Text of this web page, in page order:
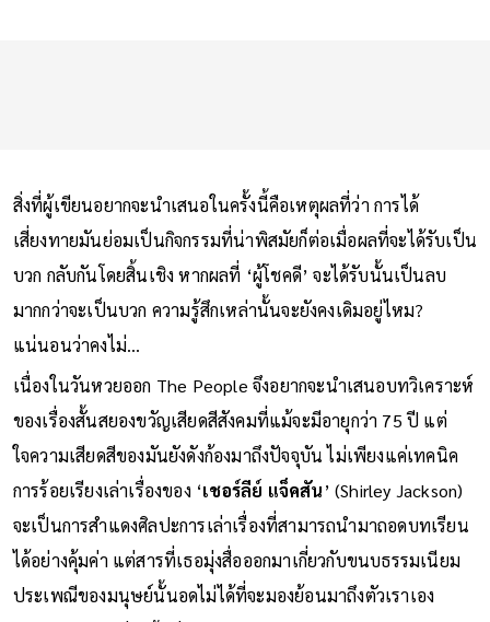
สิ่งที่ผู้เขียนอยากจะนำเสนอในครั้งนี้คือเหตุผลที่ว่า การได้
เสี่ยงทายมันย่อมเป็นกิจกรรมที่น่าพิสมัยก็ต่อเมื่อผลที่จะได้รับเป็น
บวก กลับกันโดยสิ้นเชิง หากผลที่ ‘ผู้โชคดี’ จะได้รับนั้นเป็นลบ
มากกว่าจะเป็นบวก ความรู้สึกเหล่านั้นจะยังคงเดิมอยู่ไหม?
แน่นอนว่าคงไม่…
เนื่องในวันหวยออก The People จึงอยากจะนำเสนอบทวิเคราะห์
ของเรื่องสั้นสยองขวัญเสียดสีสังคมที่แม้จะมีอายุกว่า 75 ปี แต่
ใจความเสียดสีของมันยังดังก้องมาถึงปัจจุบัน ไม่เพียงแค่เทคนิค
การร้อยเรียงเล่าเรื่องของ ‘เชอร์ลีย์ แจ็คสัน’ (Shirley Jackson)
จะเป็นการสำแดงศิลปะการเล่าเรื่องที่สามารถนำมาถอดบทเรียน
ได้อย่างคุ้มค่า แต่สารที่เธอมุ่งสื่อออกมาเกี่ยวกับขนบธรรมเนียม
ประเพณีของมนุษย์นั้นอดไม่ได้ที่จะมองย้อนมาถึงตัวเราเอง